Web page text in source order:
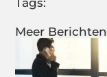
Meer Berichten